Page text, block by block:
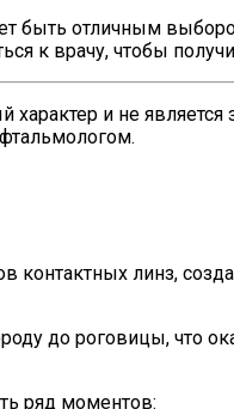
быть отличным
к врачу, чтобы
и не
контактных линз,
до роговицы, что
ряд моментов: